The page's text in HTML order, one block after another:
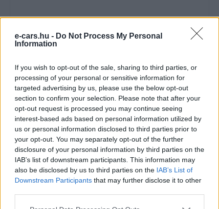
e-cars.hu - Do Not Process My Personal
Information
If you wish to opt-out of the sale, sharing to third parties, or
processing of your personal or sensitive information for
targeted advertising by us, please use the below opt-out
section to confirm your selection. Please note that after your
opt-out request is processed you may continue seeing
interest-based ads based on personal information utilized by
us or personal information disclosed to third parties prior to
your opt-out. You may separately opt-out of the further
disclosure of your personal information by third parties on the
IAB’s list of downstream participants. This information may
also be disclosed by us to third parties on the IAB’s List of
Downstream Participants that may further disclose it to other
e-cars.hu
Elektromosan közlekedsz, vagy a váltáson töprengsz?
Érdekelnek a legfrissebb hírek az e-autók világából, vagy
foglalkoztatnak a legújabb fejlesztések az elektromosság és a
fenntarthatóság területén? Akkor jó helyen jársz!
KAPCSOLÓDÓ CIKKEK TÖBB A SZERZŐTŐL
Kína szigorú határt szabott: legfeljebb
5% lehet a hiba az elektromos autók
akkumulátor-kijelzőjén